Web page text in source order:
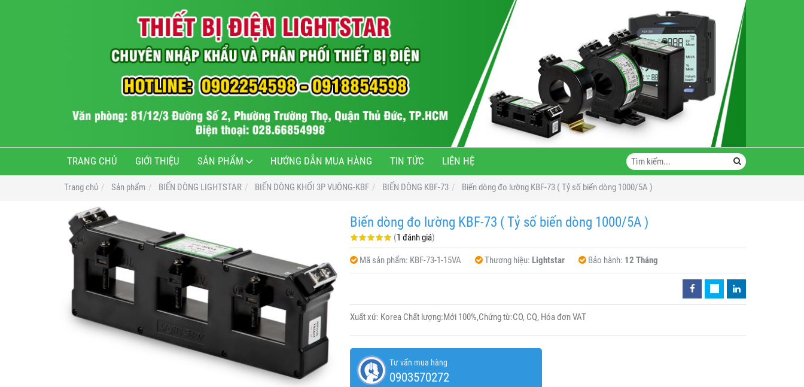
TRANG CHỦ GIỚI THIỆU SẢN PHẨM HƯỚNG DẪN MUA HÀNG TIN TỨC LIÊN HỆ
Trang chủ Sản phẩm BIẾN DÒNG LIGHTSTAR BIẾN DÒNG KHỐI 3P VUÔNG-KBF BIẾN DÒNG KBF-73 Biến dòng đo lường KBF-73 ( Tỷ số biến dòng 1000/5A )
Biến dòng đo lường KBF-73 ( Tỷ số biến dòng 1000/5A )
(1 đánh giá)
Mã sản phẩm: KBF-73-1-15VA Thương hiệu: Lightstar Bảo hành: 12 Tháng
Xuất xứ: Korea Chất lượng:Mới 100%,Chứng từ:CO, CQ, Hóa đơn VAT
Tư vấn mua hàng
0903570272